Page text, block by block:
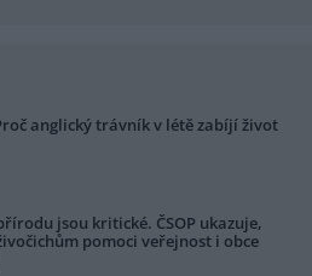
anglický trávník v létě zabíjí život
jsou kritické. ČSOP ukazuje,
pomoci veřejnost i obce